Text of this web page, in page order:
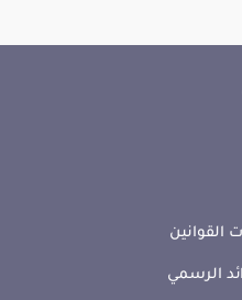
سيرين بوصندل
القوانين
الرسمي